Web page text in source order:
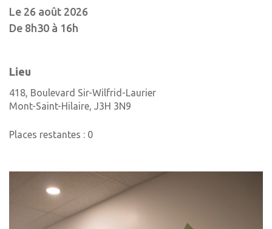
Le 26 août 2026
De 8h30 à 16h
Lieu
418, Boulevard Sir-Wilfrid-Laurier
Mont-Saint-Hilaire, J3H 3N9
Places restantes : 0